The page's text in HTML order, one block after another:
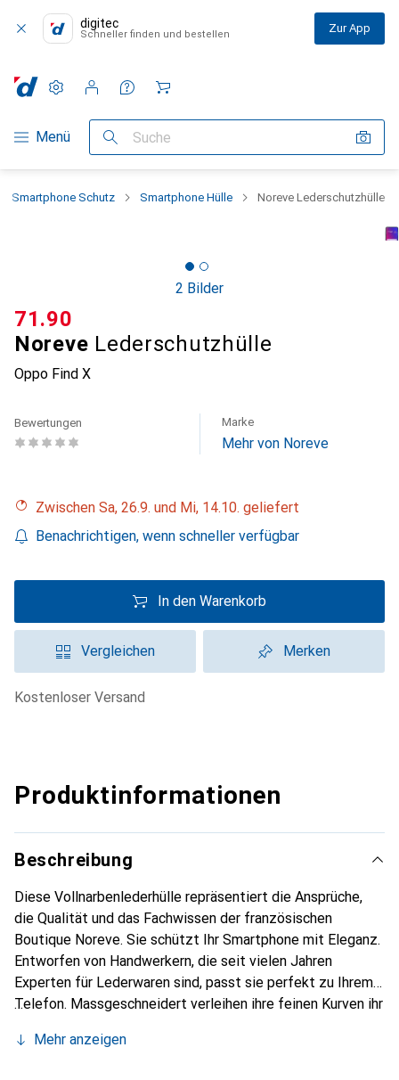
digitec
Schneller finden und bestellen Zur App
Navigation nach Kategorien
Menü Suche
Einstellungen
Kundenkonto
Vergleichslisten
Merklisten
Warenkorb
Smartphone Schutz Smartphone Hülle Noreve Lederschutzhülle
2 Bilder
Noreve Lederschutzhülle
Oppo Find X
CHF
71.90
Bewertungen Marke
Mehr von Noreve
Zwischen Sa, 26.9. und Mi, 14.10. geliefert
Benachrichtigen, wenn schneller verfügbar
In den Warenkorb
Vergleichen Merken
kostenloser Versand
Produktinformationen
Beschreibung
Diese Vollnarbenlederhülle repräsentiert die Ansprüche,
die Qualität und das Fachwissen der französischen
Boutique Noreve. Sie schützt Ihr Smartphone mit Eleganz.
Entworfen von Handwerkern, die seit vielen Jahren
Experten für Lederwaren sind, passt sie perfekt zu Ihrem
Telefon. Massgeschneidert verleihen ihre feinen Kurven ihr
unverzichtbaren Accessoire Ihres Smartphones.
Mehr anzeigen